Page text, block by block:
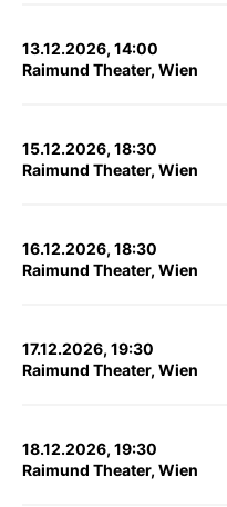
13.12.2026, 14:00
Raimund Theater, Wien
15.12.2026, 18:30
Raimund Theater, Wien
16.12.2026, 18:30
Raimund Theater, Wien
17.12.2026, 19:30
Raimund Theater, Wien
18.12.2026, 19:30
Raimund Theater, Wien